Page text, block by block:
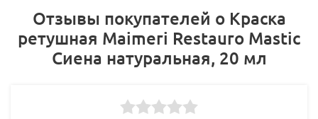
Отзывы покупателей о Краска
ретушная Maimeri Restauro Mastic
Сиена натуральная, 20 мл